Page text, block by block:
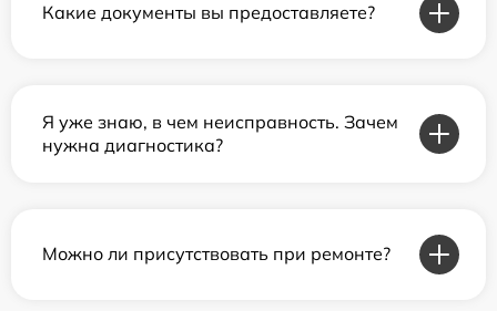
Какие документы вы предоставляете?
Я уже знаю, в чем неисправность. Зачем
нужна диагностика?
Можно ли присутствовать при ремонте?